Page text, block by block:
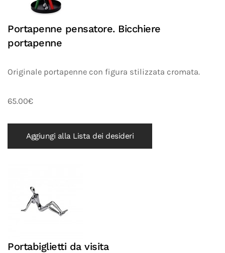
Portapenne pensatore. Bicchiere
portapenne
Originale portapenne con figura stilizzata cromata.
65.00€
Aggiungi alla Lista dei desideri
Portabiglietti da visita